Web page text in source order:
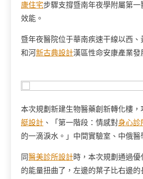
康住宅步驟支撐暨南年夜學附屬第一
效能。
暨年夜醫院位于華南疾速干線以西
和河新古典設計漢區性命安康產業發
本次規劃新建生物醫藥創新轉化樓
艇設計 、「第一階段：情感對身心診
的一滴淚水。」中間實驗室、中俄
同醫美診所設計時，本次規劃通過
的能量扭曲了，左邊的葉子比右邊的